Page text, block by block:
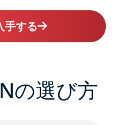
手する
の選び方